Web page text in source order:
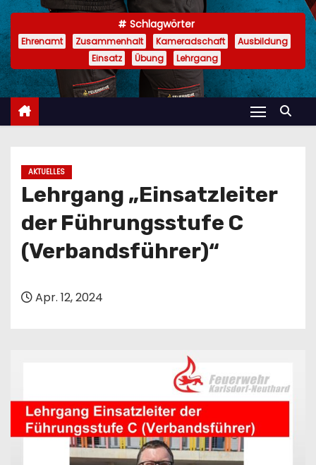
n
Schlagwörter
Ehrenamt Zusammenhalt Kameradschaft
Ausbildung
Einsatz
Übung Lehrgang
AKTUELLES
Lehrgang „Einsatzleiter
der Führungsstufe C
(Verbandsführer)“
Apr. 12, 2024